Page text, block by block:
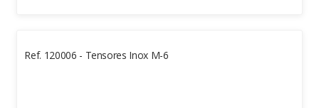
Ref. 120006 - Tensores Inox M-6